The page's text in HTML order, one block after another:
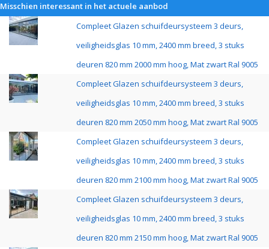
Misschien interessant in het actuele aanbod
Compleet Glazen schuifdeursysteem 3 deurs,
veiligheidsglas 10 mm, 2400 mm breed, 3 stuks
deuren 820 mm 2000 mm hoog, Mat zwart Ral 9005
Compleet Glazen schuifdeursysteem 3 deurs,
veiligheidsglas 10 mm, 2400 mm breed, 3 stuks
deuren 820 mm 2050 mm hoog, Mat zwart Ral 9005
Compleet Glazen schuifdeursysteem 3 deurs,
veiligheidsglas 10 mm, 2400 mm breed, 3 stuks
deuren 820 mm 2100 mm hoog, Mat zwart Ral 9005
Compleet Glazen schuifdeursysteem 3 deurs,
veiligheidsglas 10 mm, 2400 mm breed, 3 stuks
deuren 820 mm 2150 mm hoog, Mat zwart Ral 9005